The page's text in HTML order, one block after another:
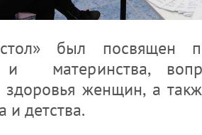
был посвящен
и материнства,
здоровья женщин, а
и детства.